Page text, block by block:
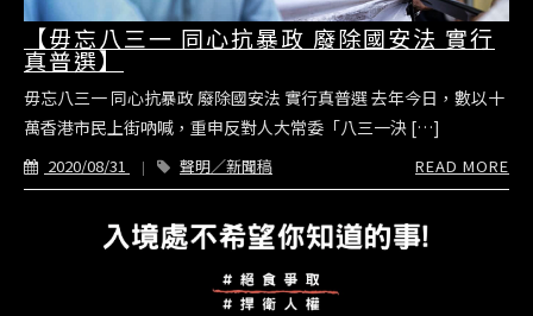
【毋忘八三一 同心抗暴政 廢除國安法 實行
真普選】
毋忘八三一 同心抗暴政 廢除國安法 實行真普選 去年今日，數以十
萬香港市民上街吶喊，重申反對人大常委「八三一決 […]
2020/08/31 聲明／新聞稿 READ MORE